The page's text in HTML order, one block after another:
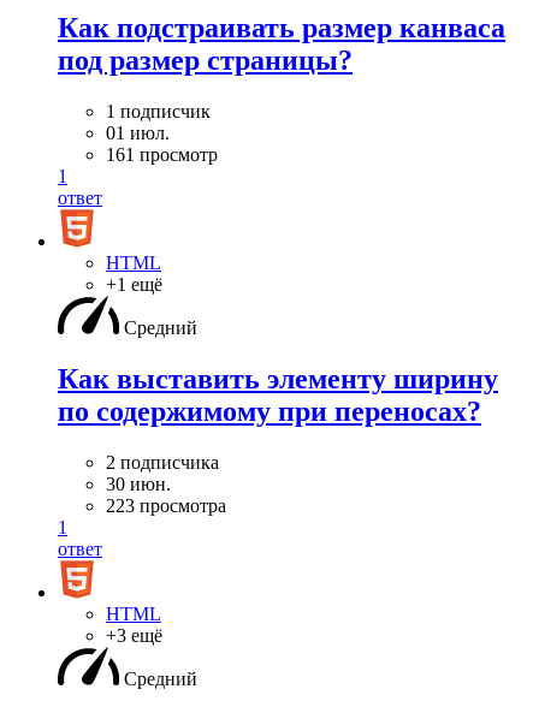
Как подстраивать размер канваса
под размер страницы?
1 подписчик
01 июл.
161 просмотр
1
ответ
HTML
+1 ещё
Средний
Как выставить элементу ширину
по содержимому при переносах?
2 подписчика
30 июн.
223 просмотра
1
ответ
HTML
+3 ещё
Средний